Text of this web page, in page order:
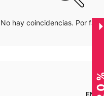
No hay coincidencias. Por